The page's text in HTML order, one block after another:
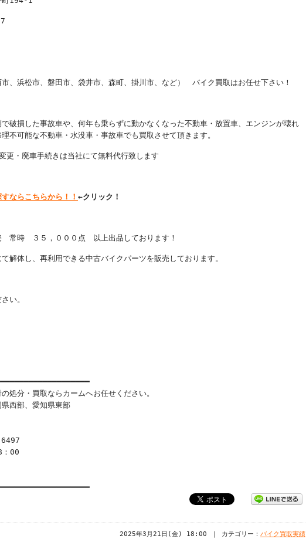
、浜松市、磐田市、袋井市、森町、掛川市、など） バイク買取はお任せ下さい！
破損した事故車や、何年も乗らずに動かなくなった不動車・放置車、エンジンが壊れ
不可能な不動車・水没車・事故車でも買取させて頂きます。
更・廃車手続きは当社にて無料代行致します
ならこちらから！！ ←クリック！
常時 ３５，０００点 以上出品しております！
解体し、再利用できる中古バイクパーツを販売しております。
い。
処分・買取ならカームへお任せください。
西部、愛知県東部
：00
2025年3月21日(金) 18:00 ｜ カテゴリー： バイク買取実績